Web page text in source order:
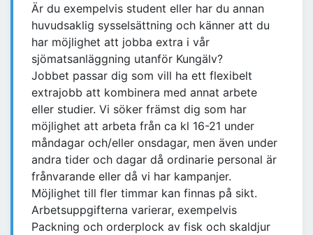
Är du exempelvis student eller har du annan
huvudsaklig sysselsättning och känner att du
har möjlighet att jobba extra i vår
sjömatsanläggning utanför Kungälv?
Jobbet passar dig som vill ha ett flexibelt
extrajobb att kombinera med annat arbete
eller studier. Vi söker främst dig som har
möjlighet att arbeta från ca kl 16-21 under
måndagar och/eller onsdagar, men även under
andra tider och dagar då ordinarie personal är
frånvarande eller då vi har kampanjer.
Möjlighet till fler timmar kan finnas på sikt.
Arbetsuppgifterna varierar, exempelvis
Packning och orderplock av fisk och skaldjur